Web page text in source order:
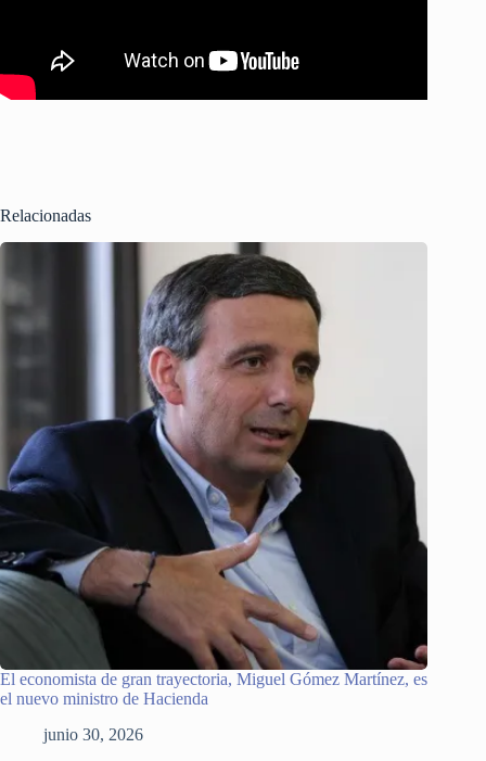
Relacionadas
El economista de gran trayectoria, Miguel Gómez Martínez, es
el nuevo ministro de Hacienda
junio 30, 2026